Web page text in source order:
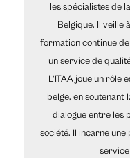
les spécialistes de
Belgique. Il veille
formation continue
un service de
L’ITAA joue un rôle
belge, en soutenant
dialogue entre les
société. Il incarne